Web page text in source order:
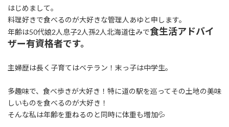
はじめまして。
料理好きで食べるのが大好きな管理人あゆと申します。
年齢は50代娘2人息子2人孫2人北海道住みで食生活アドバイ
ザー有資格者です。
主婦歴は長く子育てはベテラン！末っ子は中学生。
多趣味で、食べ歩きが大好き！特に道の駅を巡ってその土地の美味
しいものを食べるのが大好き！
そんな私は年齢を重ねるのと同時に体重も増加💦